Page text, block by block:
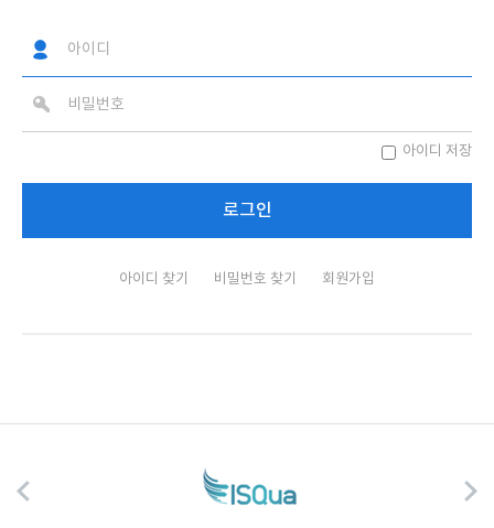
아이디 저장
아이디 찾기 비밀번호 찾기 회원가입